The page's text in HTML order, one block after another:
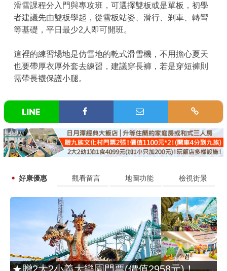
滑雪課程分入門與專攻班，可選擇雙板或是單板，初學
者建議先由雙板學起，從雪板站姿、滑行、剎車、轉彎
等基礎，平日最少2人即可開班。
這裡的練習場地是仿雪地的乾式滑雪機，不用擔心夏天
也要帶厚衣厚外套去練習，建議穿長褲，若是穿短褲則
需帶長襪保護小腿。
好康優惠 觀看留言 地圖功能 檢視街景